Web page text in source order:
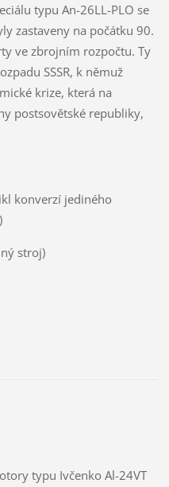
typu An-26LL-PLO se
zastaveny na počátku 90.
ve zbrojním rozpočtu. Ty
SSSR, k němuž
krize, která na
postsovětské republiky,
konverzí jediného
stroj)
typu Ivčenko Al-24VT